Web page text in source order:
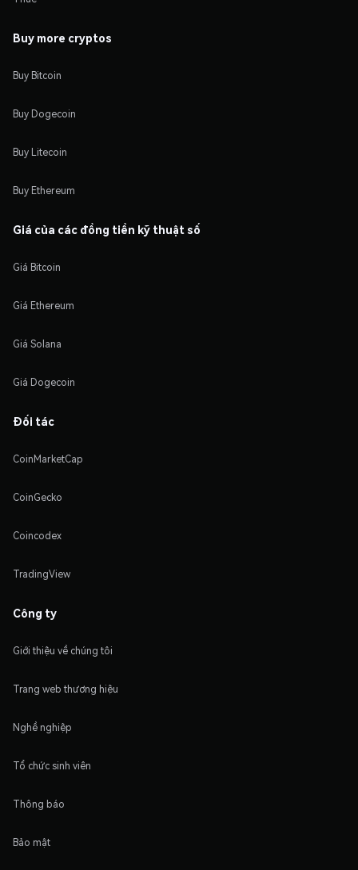
Buy more cryptos
Buy Bitcoin
Buy Dogecoin
Buy Litecoin
Buy Ethereum
Giá của các đồng tiền kỹ thuật số
Giá Bitcoin
Giá Ethereum
Giá Solana
Giá Dogecoin
Đối tác
CoinMarketCap
CoinGecko
Coincodex
TradingView
Công ty
Giới thiệu về chúng tôi
Trang web thương hiệu
Nghề nghiệp
Tổ chức sinh viên
Thông báo
Bảo mật